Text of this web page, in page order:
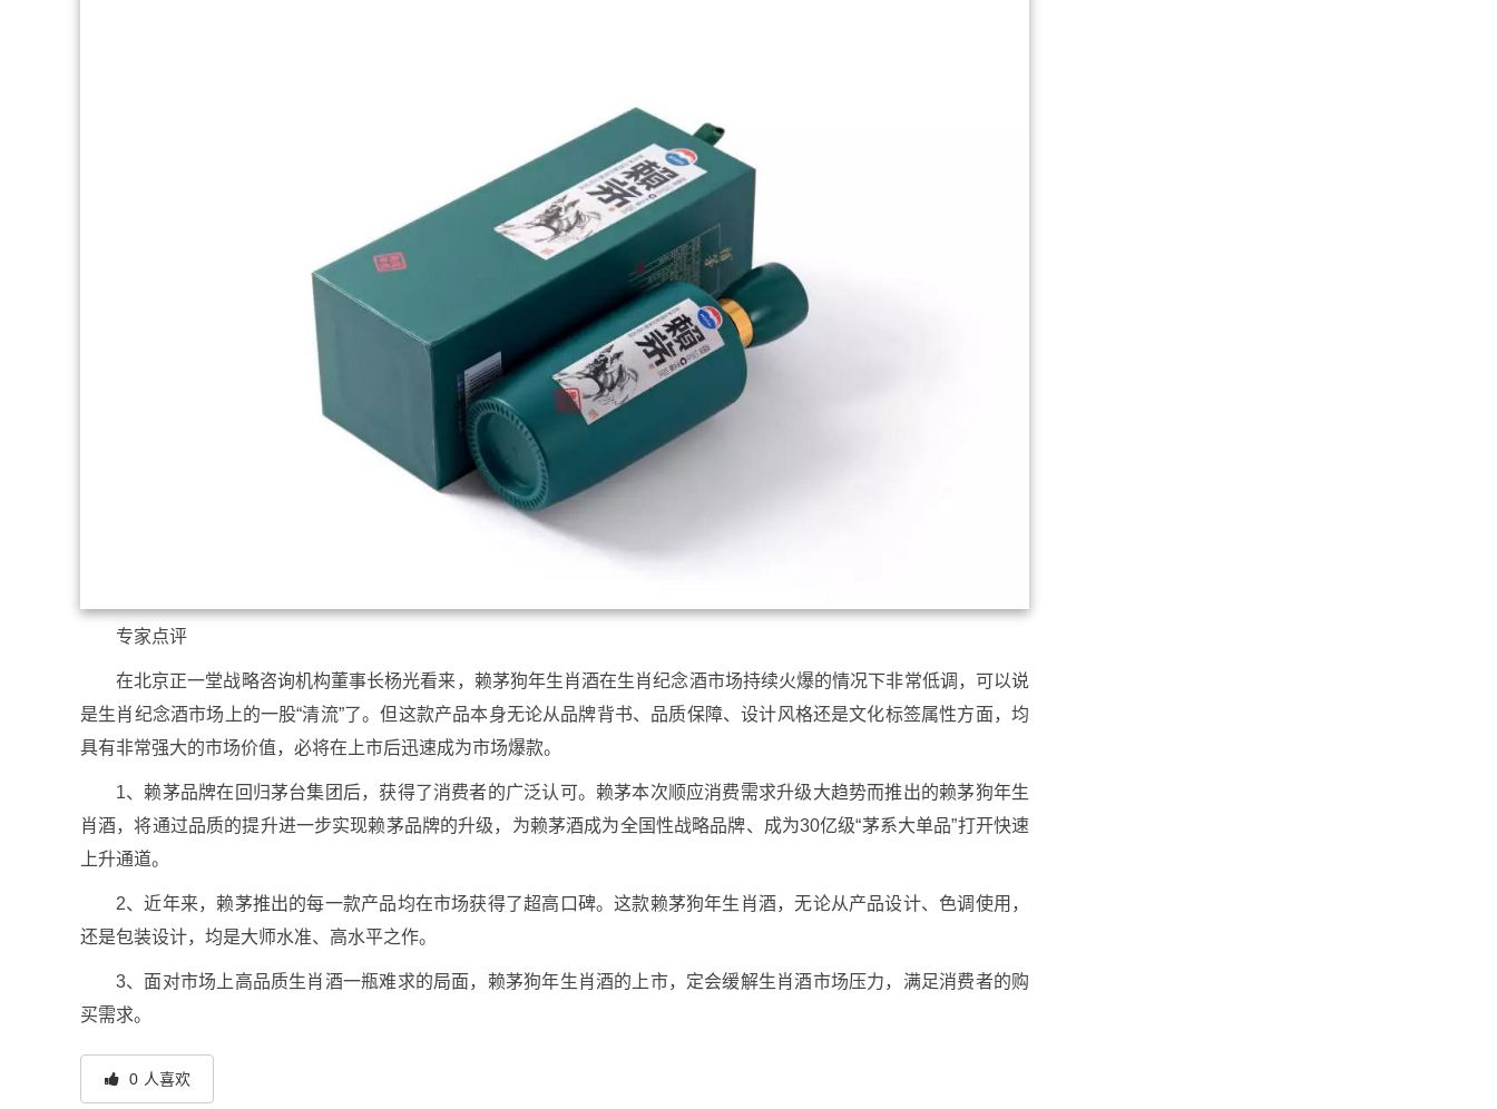
专家点评
在北京正一堂战略咨询机构董事长杨光看来，赖茅狗年生肖酒在生肖纪念酒市场持续火爆的情况下非常低调，可以说
是生肖纪念酒市场上的一股“清流”了。但这款产品本身无论从品牌背书、品质保障、设计风格还是文化标签属性方面，均
具有非常强大的市场价值，必将在上市后迅速成为市场爆款。
1、赖茅品牌在回归茅台集团后，获得了消费者的广泛认可。赖茅本次顺应消费需求升级大趋势而推出的赖茅狗年生
肖酒，将通过品质的提升进一步实现赖茅品牌的升级，为赖茅酒成为全国性战略品牌、成为30亿级“茅系大单品”打开快速
上升通道。
2、近年来，赖茅推出的每一款产品均在市场获得了超高口碑。这款赖茅狗年生肖酒，无论从产品设计、色调使用，
还是包装设计，均是大师水准、高水平之作。
3、面对市场上高品质生肖酒一瓶难求的局面，赖茅狗年生肖酒的上市，定会缓解生肖酒市场压力，满足消费者的购
买需求。
0 人喜欢